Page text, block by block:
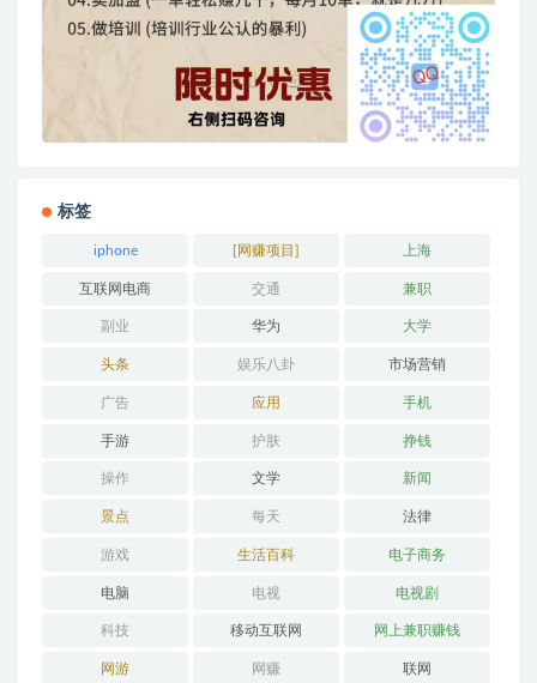
标签
iphone [网赚项目] 上海
互联网电商 交通 兼职
副业 华为 大学
头条 娱乐八卦 市场营销
广告 应用 手机
手游 护肤 挣钱
操作 文学 新闻
景点 每天 法律
游戏 生活百科 电子商务
电脑 电视 电视剧
科技 移动互联网 网上兼职赚钱
网游 网赚 联网